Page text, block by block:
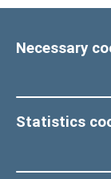
Necessary
Statistics